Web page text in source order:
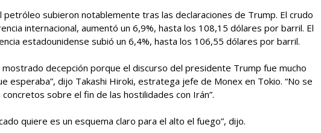
petróleo subieron notablemente tras las declaraciones de Trump. El crudo
internacional, aumentó un 6,9%, hasta los 108,15 dólares por barril. El
estadounidense subió un 6,4%, hasta los 106,55 dólares por barril.
mostrado decepción porque el discurso del presidente Trump fue mucho
esperaba”, dijo Takashi Hiroki, estratega jefe de Monex en Tokio. “No se
sobre el fin de las hostilidades con Irán”.
quiere es un esquema claro para el alto el fuego”, dijo.